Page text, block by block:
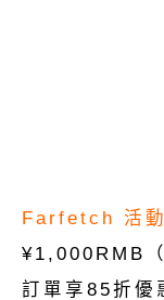
Farfetch 活動
¥1,000RMB
訂單享85折優